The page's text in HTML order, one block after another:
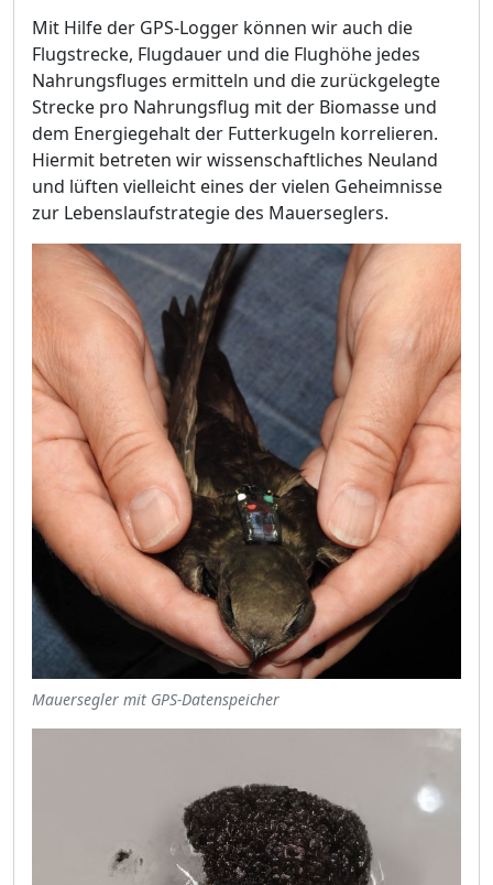
Mit Hilfe der GPS-Logger können wir auch die
Flugstrecke, Flugdauer und die Flughöhe jedes
Nahrungsfluges ermitteln und die zurückgelegte
Strecke pro Nahrungsflug mit der Biomasse und
dem Energiegehalt der Futterkugeln korrelieren.
Hiermit betreten wir wissenschaftliches Neuland
und lüften vielleicht eines der vielen Geheimnisse
zur Lebenslaufstrategie des Mauerseglers.
Mauersegler mit GPS-Datenspeicher